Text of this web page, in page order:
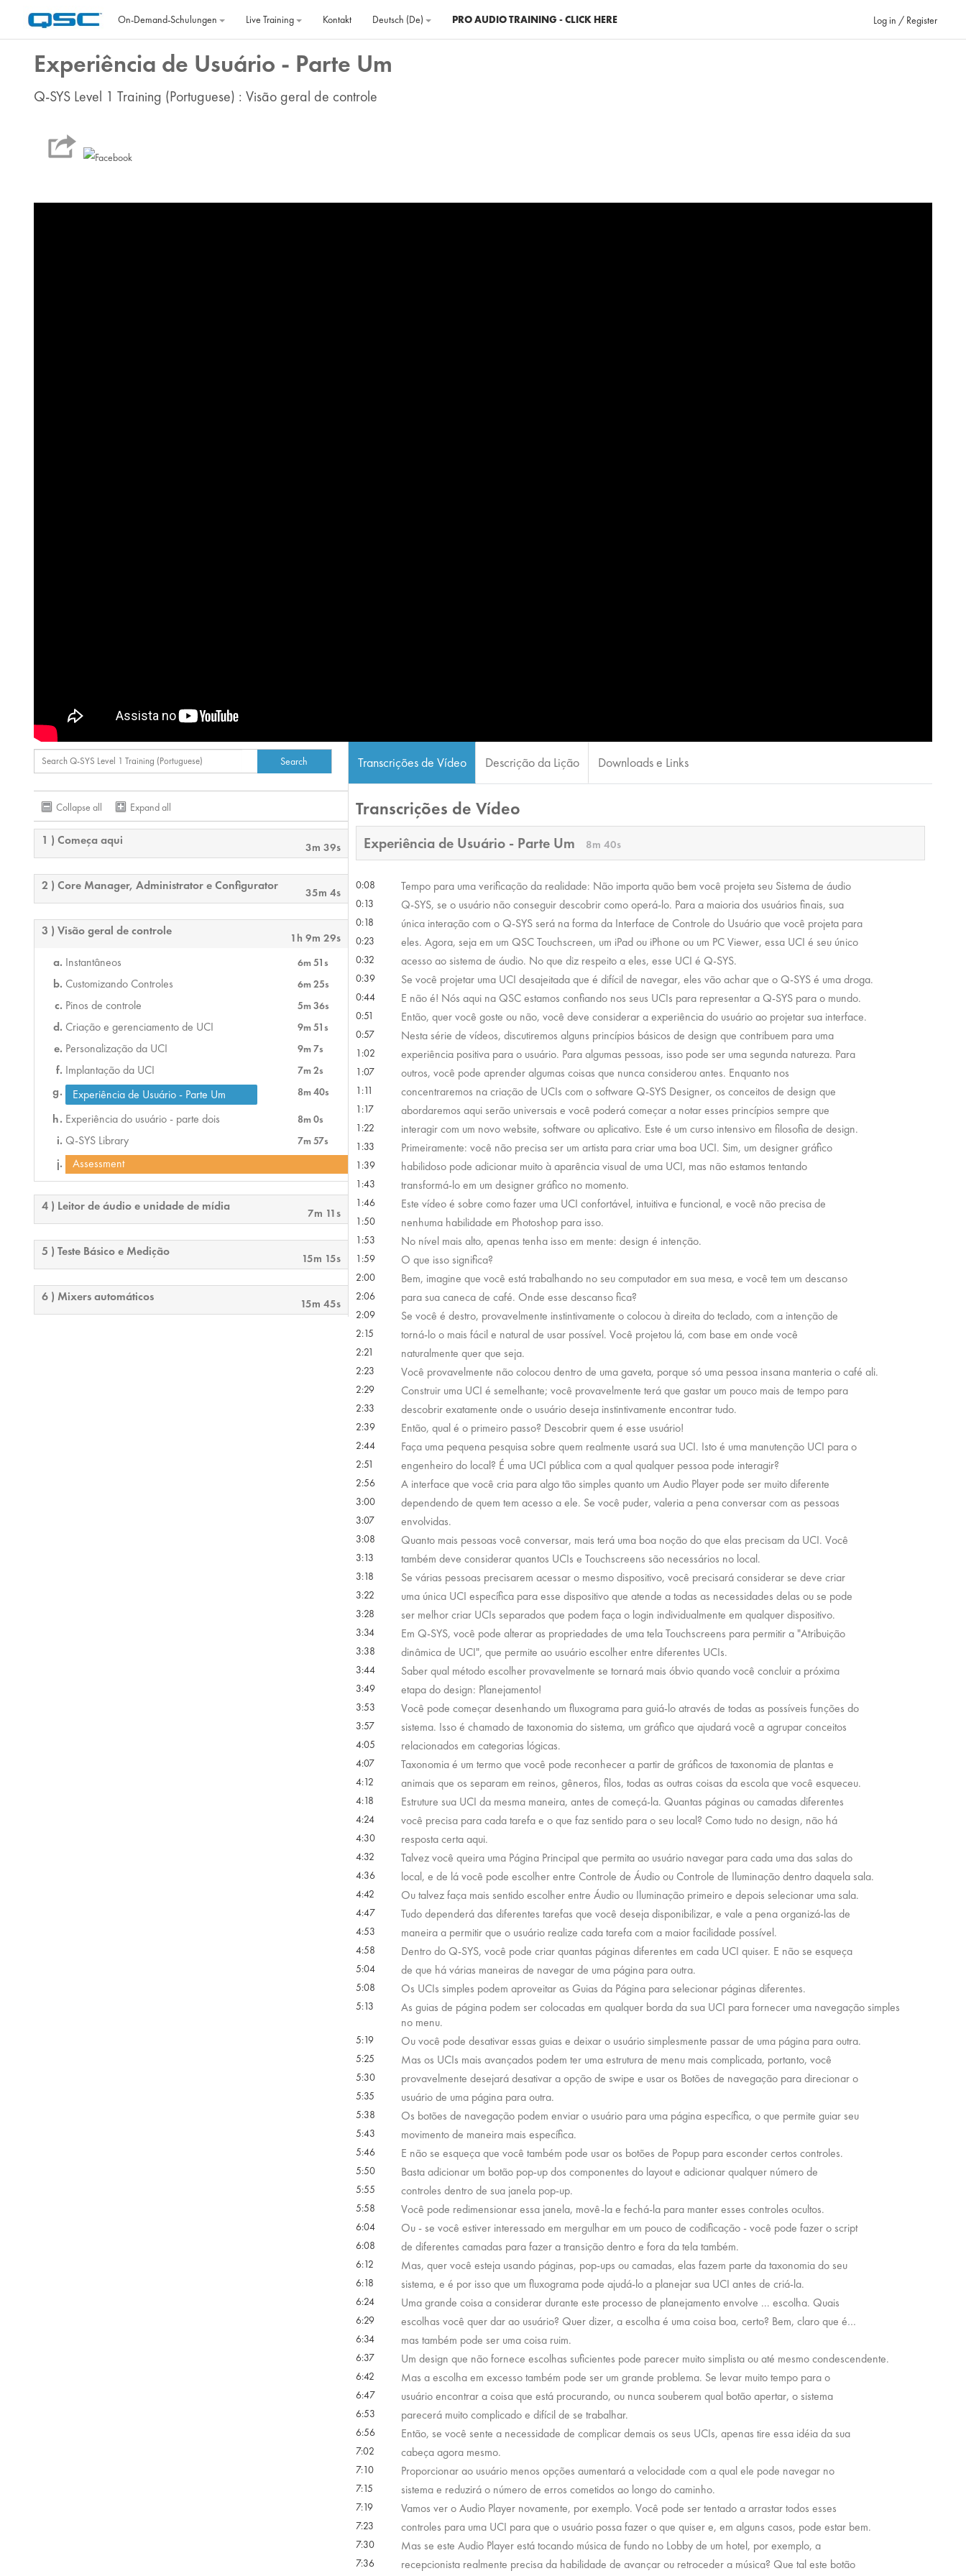
On‐Demand‐Schulungen
Live Training Kontakt Deutsch ‎(de)‎ PRO AUDIO TRAINING - CLICK HERE Log in / Register
Experiência de Usuário - Parte Um
Q-SYS Level 1 Training (Portuguese) : Visão geral de controle
Collapse all Expand all
1 ) Começa aqui 3m 39s
2 ) Core Manager, Administrator e Configurator 35m 4s
3 ) Visão geral de controle 1h 9m 29s
Instantâneos 6m 51s
Customizando Controles 6m 25s
Pinos de controle 5m 36s
Criação e gerenciamento de UCI 9m 51s
Personalização da UCI 9m 7s
Implantação da UCI 7m 2s
Experiência de Usuário - Parte Um 8m 40s
Experiência do usuário - parte dois 8m 0s
Q-SYS Library 7m 57s
Assessment
4 ) Leitor de áudio e unidade de mídia 7m 11s
5 ) Teste Básico e Medição 15m 15s
6 ) Mixers automáticos 15m 45s
Transcrições de Vídeo Descrição da Lição Downloads e Links
Transcrições de Vídeo
Experiência de Usuário - Parte Um 8m 40s
0:08 Tempo para uma verificação da realidade: Não importa quão bem você projeta seu Sistema de áudio
0:13 Q-SYS, se o usuário não conseguir descobrir como operá-lo. Para a maioria dos usuários finais, sua
0:18 única interação com o Q-SYS será na forma da Interface de Controle do Usuário que você projeta para
0:23 eles. Agora, seja em um QSC Touchscreen, um iPad ou iPhone ou um PC Viewer, essa UCI é seu único
0:32 acesso ao sistema de áudio. No que diz respeito a eles, esse UCI é Q-SYS.
0:39 Se você projetar uma UCI desajeitada que é difícil de navegar, eles vão achar que o Q-SYS é uma droga.
0:44 E não é! Nós aqui na QSC estamos confiando nos seus UCIs para representar a Q-SYS para o mundo.
0:51 Então, quer você goste ou não, você deve considerar a experiência do usuário ao projetar sua interface.
0:57 Nesta série de vídeos, discutiremos alguns princípios básicos de design que contribuem para uma
1:02 experiência positiva para o usuário. Para algumas pessoas, isso pode ser uma segunda natureza. Para
1:07 outros, você pode aprender algumas coisas que nunca considerou antes. Enquanto nos
1:11 concentraremos na criação de UCIs com o software Q-SYS Designer, os conceitos de design que
1:17 abordaremos aqui serão universais e você poderá começar a notar esses princípios sempre que
1:22 interagir com um novo website, software ou aplicativo. Este é um curso intensivo em filosofia de design.
1:33 Primeiramente: você não precisa ser um artista para criar uma boa UCI. Sim, um designer gráfico
1:39 habilidoso pode adicionar muito à aparência visual de uma UCI, mas não estamos tentando
1:43 transformá-lo em um designer gráfico no momento.
1:46 Este vídeo é sobre como fazer uma UCI confortável, intuitiva e funcional, e você não precisa de
1:50 nenhuma habilidade em Photoshop para isso.
1:53 No nível mais alto, apenas tenha isso em mente: design é intenção.
1:59 O que isso significa?
2:00 Bem, imagine que você está trabalhando no seu computador em sua mesa, e você tem um descanso
2:06 para sua caneca de café. Onde esse descanso fica?
2:09 Se você é destro, provavelmente instintivamente o colocou à direita do teclado, com a intenção de
2:15 torná-lo o mais fácil e natural de usar possível. Você projetou lá, com base em onde você
2:21 naturalmente quer que seja.
2:23 Você provavelmente não colocou dentro de uma gaveta, porque só uma pessoa insana manteria o café ali.
2:29 Construir uma UCI é semelhante; você provavelmente terá que gastar um pouco mais de tempo para
2:33 descobrir exatamente onde o usuário deseja instintivamente encontrar tudo.
2:39 Então, qual é o primeiro passo? Descobrir quem é esse usuário!
2:44 Faça uma pequena pesquisa sobre quem realmente usará sua UCI. Isto é uma manutenção UCI para o
2:51 engenheiro do local? É uma UCI pública com a qual qualquer pessoa pode interagir?
2:56 A interface que você cria para algo tão simples quanto um Audio Player pode ser muito diferente
3:00 dependendo de quem tem acesso a ele. Se você puder, valeria a pena conversar com as pessoas
3:07 envolvidas.
3:08 Quanto mais pessoas você conversar, mais terá uma boa noção do que elas precisam da UCI. Você
3:13 também deve considerar quantos UCIs e Touchscreens são necessários no local.
3:18 Se várias pessoas precisarem acessar o mesmo dispositivo, você precisará considerar se deve criar
3:22 uma única UCI específica para esse dispositivo que atende a todas as necessidades delas ou se pode
3:28 ser melhor criar UCIs separados que podem faça o login individualmente em qualquer dispositivo.
3:34 Em Q-SYS, você pode alterar as propriedades de uma tela Touchscreens para permitir a "Atribuição
3:38 dinâmica de UCI", que permite ao usuário escolher entre diferentes UCIs.
3:44 Saber qual método escolher provavelmente se tornará mais óbvio quando você concluir a próxima
3:49 etapa do design: Planejamento!
3:53 Você pode começar desenhando um fluxograma para guiá-lo através de todas as possíveis funções do
3:57 sistema. Isso é chamado de taxonomia do sistema, um gráfico que ajudará você a agrupar conceitos
4:05 relacionados em categorias lógicas.
4:07 Taxonomia é um termo que você pode reconhecer a partir de gráficos de taxonomia de plantas e
4:12 animais que os separam em reinos, gêneros, filos, todas as outras coisas da escola que você esqueceu.
4:18 Estruture sua UCI da mesma maneira, antes de começá-la. Quantas páginas ou camadas diferentes
4:24 você precisa para cada tarefa e o que faz sentido para o seu local? Como tudo no design, não há
4:30 resposta certa aqui.
4:32 Talvez você queira uma Página Principal que permita ao usuário navegar para cada uma das salas do
4:36 local, e de lá você pode escolher entre Controle de Áudio ou Controle de Iluminação dentro daquela sala.
4:42 Ou talvez faça mais sentido escolher entre Áudio ou Iluminação primeiro e depois selecionar uma sala.
4:47 Tudo dependerá das diferentes tarefas que você deseja disponibilizar, e vale a pena organizá-las de
4:53 maneira a permitir que o usuário realize cada tarefa com a maior facilidade possível.
4:58 Dentro do Q-SYS, você pode criar quantas páginas diferentes em cada UCI quiser. E não se esqueça
5:04 de que há várias maneiras de navegar de uma página para outra.
5:08 Os UCIs simples podem aproveitar as Guias da Página para selecionar páginas diferentes.
5:13
As guias de página podem ser colocadas em qualquer borda da sua UCI para fornecer uma navegação simples
no menu.
5:19 Ou você pode desativar essas guias e deixar o usuário simplesmente passar de uma página para outra.
5:25 Mas os UCIs mais avançados podem ter uma estrutura de menu mais complicada, portanto, você
5:30 provavelmente desejará desativar a opção de swipe e usar os Botões de navegação para direcionar o
5:35 usuário de uma página para outra.
5:38 Os botões de navegação podem enviar o usuário para uma página específica, o que permite guiar seu
5:43 movimento de maneira mais específica.
5:46 E não se esqueça que você também pode usar os botões de Popup para esconder certos controles.
5:50 Basta adicionar um botão pop-up dos componentes do layout e adicionar qualquer número de
5:55 controles dentro de sua janela pop-up.
5:58 Você pode redimensionar essa janela, movê-la e fechá-la para manter esses controles ocultos.
6:04 Ou - se você estiver interessado em mergulhar em um pouco de codificação - você pode fazer o script
6:08 de diferentes camadas para fazer a transição dentro e fora da tela também.
6:12 Mas, quer você esteja usando páginas, pop-ups ou camadas, elas fazem parte da taxonomia do seu
6:18 sistema, e é por isso que um fluxograma pode ajudá-lo a planejar sua UCI antes de criá-la.
6:24 Uma grande coisa a considerar durante este processo de planejamento envolve ... escolha. Quais
6:29 escolhas você quer dar ao usuário? Quer dizer, a escolha é uma coisa boa, certo? Bem, claro que é…
6:34 mas também pode ser uma coisa ruim.
6:37 Um design que não fornece escolhas suficientes pode parecer muito simplista ou até mesmo condescendente.
6:42 Mas a escolha em excesso também pode ser um grande problema. Se levar muito tempo para o
6:47 usuário encontrar a coisa que está procurando, ou nunca souberem qual botão apertar, o sistema
6:53 parecerá muito complicado e difícil de se trabalhar.
6:56 Então, se você sente a necessidade de complicar demais os seus UCIs, apenas tire essa idéia da sua
7:02 cabeça agora mesmo.
7:10 Proporcionar ao usuário menos opções aumentará a velocidade com a qual ele pode navegar no
7:15 sistema e reduzirá o número de erros cometidos ao longo do caminho.
7:19 Vamos ver o Audio Player novamente, por exemplo. Você pode ser tentado a arrastar todos esses
7:23 controles para uma UCI para que o usuário possa fazer o que quiser e, em alguns casos, pode estar bem.
7:30 Mas se este Audio Player está tocando música de fundo no Lobby de um hotel, por exemplo, a
7:36 recepcionista realmente precisa da habilidade de avançar ou retroceder a música? Que tal este botão